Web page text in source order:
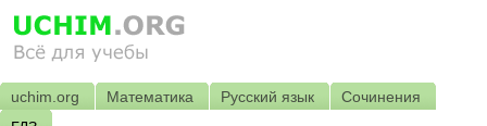
uchim.org Математика Русский язык
Сочинения